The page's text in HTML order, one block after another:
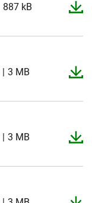
887 kB
3 MB
3 MB